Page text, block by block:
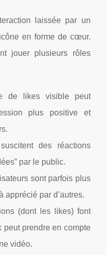
laissée par un
en forme de cœur.
jouer plusieurs rôles
de likes visible peut
plus positive et
des réactions
par le public.
sont parfois plus
apprécié par d’autres.
(dont les likes) font
peut prendre en compte
vidéo.